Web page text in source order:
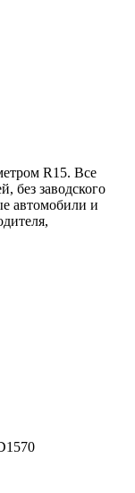
R15. Все
без заводского
автомобили и